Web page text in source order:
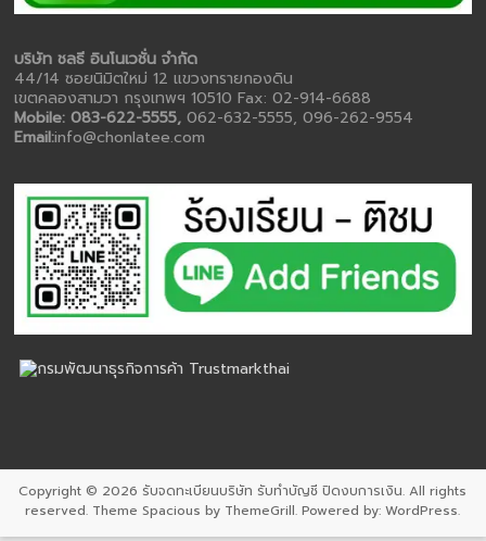
บริษัท ชลธี อินโนเวชั่น จำกัด
44/14 ซอยนิมิตใหม่ 12 แขวงทรายกองดิน
เขตคลองสามวา กรุงเทพฯ 10510 Fax: 02-914-6688
Mobile: 083-622-5555,062-632-5555, 096-262-9554
Email:info@chonlatee.com
Copyright © 2026 รับจดทะเบียนบริษัท รับทำบัญชี ปิดงบการเงิน. All rights
reserved. ThemeSpacious by ThemeGrill. Powered by:WordPress.